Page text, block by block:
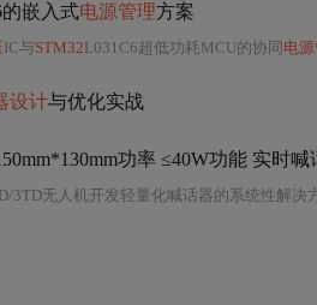
嵌入式电源管理方案
IC与STM32L031C6超低功耗MCU的协同 电
设计与优化实战